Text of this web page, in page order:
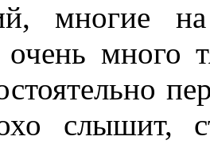
многие
очень
слышит,